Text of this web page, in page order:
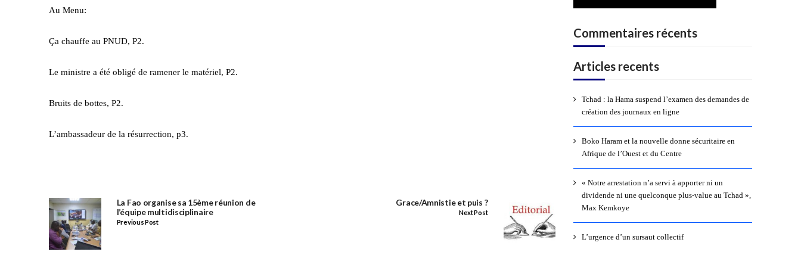
Au Menu:
Ça chauffe au PNUD, P2.
Le ministre a été obligé de ramener le matériel, P2.
Bruits de bottes, P2.
L’ambassadeur de la résurrection, p3.
La Fao organise sa 15ème réunion de
l’équipe multidisciplinaire
Previous Post
Grace/Amnistie et puis ?
Next Post
Commentaires récents
Articles recents
Tchad : la Hama suspend l’examen des demandes de
création des journaux en ligne
Boko Haram et la nouvelle donne sécuritaire en
Afrique de l’Ouest et du Centre
« Notre arrestation n’a servi à apporter ni un
dividende ni une quelconque plus-value au Tchad »,
Max Kemkoye
L’urgence d’un sursaut collectif